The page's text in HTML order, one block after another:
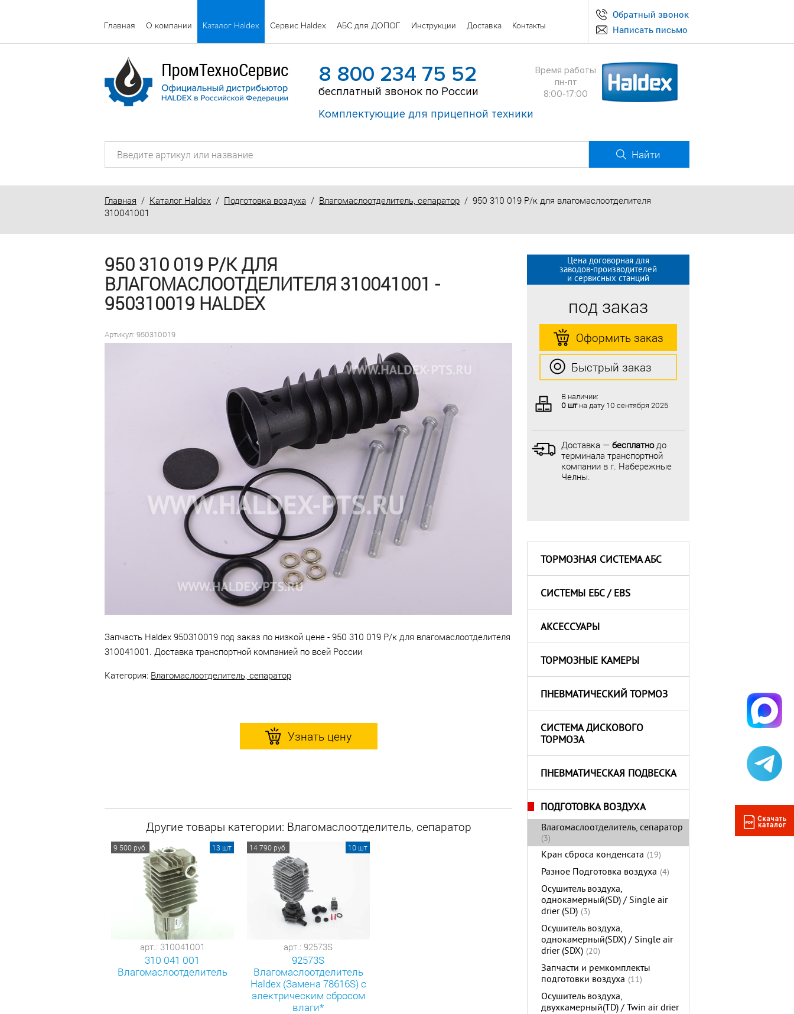
Обратный звонок
Написать письмо
Главная О компании Каталог Haldex Сервис Haldex АБС для ДОПОГ Инструкции Доставка Контакты
8 800 234 75 52
бесплатный звонок по России
Комплектующие для прицепной техники
Время работы
пн-пт
8:00-17:00
Найти
Главная / Каталог Haldex / Подготовка воздуха / Влагомаслоотделитель, сепаратор / 950 310 019 Р/к для влагомаслоотделителя
310041001
Цена договорная для
заводов-производителей
и сервисных станций
под заказ
Оформить заказ
Быстрый заказ
В наличии:
0 штна дату 10 сентября 2025
Доставка — бесплатнодо
терминала транспортной
компании в г. Набережные
Челны.
ТОРМОЗНАЯ СИСТЕМА АБС
СИСТЕМЫ ЕБС / EBS
АКСЕССУАРЫ
ТОРМОЗНЫЕ КАМЕРЫ
ПНЕВМАТИЧЕСКИЙ ТОРМОЗ
СИСТЕМА ДИСКОВОГО
ТОРМОЗА
ПНЕВМАТИЧЕСКАЯ ПОДВЕСКА
ПОДГОТОВКА ВОЗДУХА
Влагомаслоотделитель, сепаратор
(3)
Кран сброса конденсата (19)
Разное Подготовка воздуха (4)
Осушитель воздуха,
однокамерный(SD) / Single air
drier (SD) (3)
Осушитель воздуха,
однокамерный(SDX) / Single air
drier (SDX) (20)
Запчасти и ремкомплекты
подготовки воздуха (11)
Осушитель воздуха,
двухкамерный(TD) / Twin air drier
950 310 019 Р/К ДЛЯ
ВЛАГОМАСЛООТДЕЛИТЕЛЯ 310041001 -
950310019 HALDEX
Артикул: 950310019
Оформить заказ
Быстрый заказ
В наличии:
на дату10 сентября 2025
Доставка —бесплатно
терминала транспортной
компании в г. Набережные
Запчасть Haldex 950310019 под заказ по низкой цене - 950 310 019 Р/к для влагомаслоотделителя
310041001. Доставка транспортной компанией по всей России
Категория: Влагомаслоотделитель, сепаратор
Узнать цену
Другие товары категории: Влагомаслоотделитель, сепаратор
арт.: 310041001
310 041 001
Влагомаслоотделитель
9 500 руб. 13 шт
арт.: 92573S
92573S
Влагомаслоотделитель
Haldex (Замена 78616S) с
электрическим сбросом
влаги*
14 790 руб. 10 шт